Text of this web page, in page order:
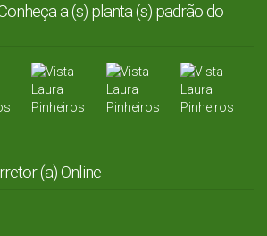
a (s) planta (s) padrão do
(a) Online